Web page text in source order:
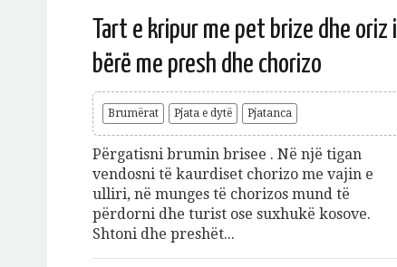
Tart e kripur me pet brize dhe oriz i
bërë me presh dhe chorizo
Brumërat Pjata e dytë Pjatanca
Përgatisni brumin brisee . Në një tigan
vendosni të kaurdiset chorizo me vajin e
ulliri, në munges të chorizos mund të
përdorni dhe turist ose suxhukë kosove.
Shtoni dhe preshët...